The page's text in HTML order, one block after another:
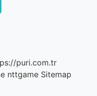
puri.com.tr
nttgame Sitemap